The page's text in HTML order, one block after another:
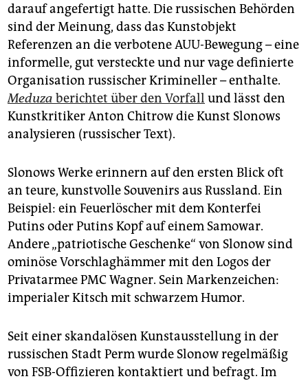
darauf angefertigt hatte. Die russischen Behörden
sind der Meinung, dass das Kunstobjekt
Referenzen an die verbotene AUU-Bewegung – eine
informelle, gut versteckte und nur vage definierte
Organisation russischer Krimineller – enthalte.
Meduza berichtet über den Vorfall und lässt den
Kunstkritiker Anton Chitrow die Kunst Slonows
analysieren (russischer Text).
Slonows Werke erinnern auf den ersten Blick oft
an teure, kunstvolle Souvenirs aus Russland. Ein
Beispiel: ein Feuerlöscher mit dem Konterfei
Putins oder Putins Kopf auf einem Samowar.
Andere „patriotische Geschenke“ von Slonow sind
ominöse Vorschlaghämmer mit den Logos der
Privatarmee PMC Wagner. Sein Markenzeichen:
imperialer Kitsch mit schwarzem Humor.
Seit einer skandalösen Kunstausstellung in der
russischen Stadt Perm wurde Slonow regelmäßig
von FSB-Offizieren kontaktiert und befragt. Im